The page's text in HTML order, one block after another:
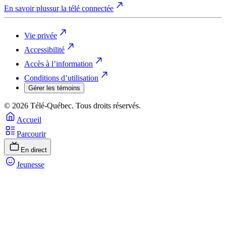
En savoir plussur la télé connectée
Vie privée
Accessibilité
Accès à l’information
Conditions d’utilisation
Gérer les témoins
© 2026 Télé-Québec. Tous droits réservés.
Accueil
Parcourir
En direct
Jeunesse